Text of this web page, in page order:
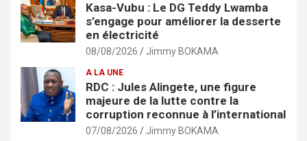
Kasa-Vubu : Le DG Teddy Lwamba
s’engage pour améliorer la desserte
en électricité
08/08/2026 Jimmy BOKAMA
A LA UNE
RDC : Jules Alingete, une figure
majeure de la lutte contre la
corruption reconnue à l’international
07/08/2026 Jimmy BOKAMA